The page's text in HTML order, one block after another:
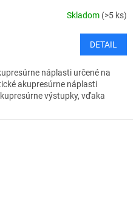
Skladom (>5 ks)
DETAIL
náplasti určené na
akupresúrne náplasti
výstupky, vďaka